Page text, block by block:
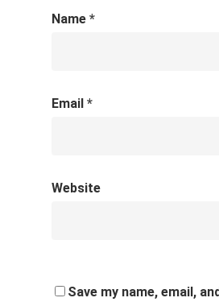
Name *
Email *
Website
Save my name, email,